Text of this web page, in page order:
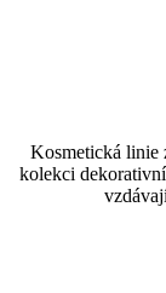
Kosmetická
kolekci